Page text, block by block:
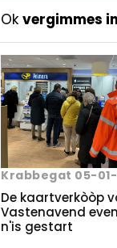
Ok vergimmes
Krabbegat 05-
De kaartverkòòp
Vastenavend
n'is gestart